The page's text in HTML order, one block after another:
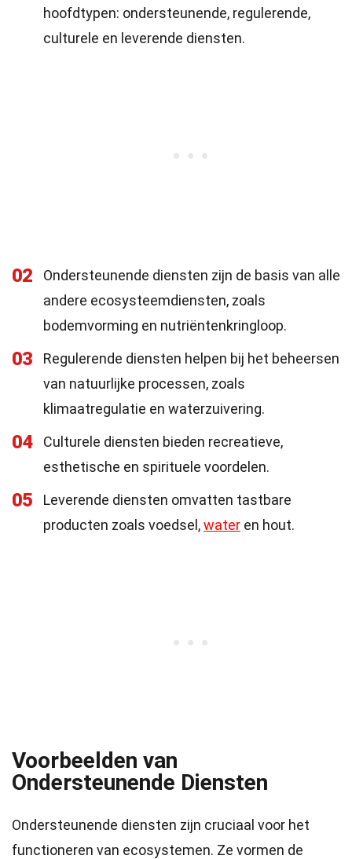
hoofdtypen: ondersteunende, regulerende,
culturele en leverende diensten.
02
Ondersteunende diensten zijn de basis van alle
andere ecosysteemdiensten, zoals
bodemvorming en nutriëntenkringloop.
03
Regulerende diensten helpen bij het beheersen
van natuurlijke processen, zoals
klimaatregulatie en waterzuivering.
04
Culturele diensten bieden recreatieve,
esthetische en spirituele voordelen.
05
Leverende diensten omvatten tastbare
producten zoals voedsel,water en hout.
Voorbeelden van
Ondersteunende Diensten
Ondersteunende diensten zijn cruciaal voor het
functioneren van ecosystemen. Ze vormen de